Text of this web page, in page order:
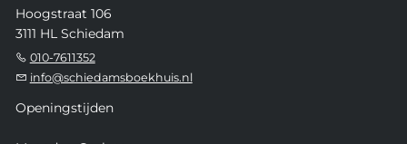
Hoogstraat 106
3111 HL Schiedam
010-7611352
info@schiedamsboekhuis.nl
Openingstijden